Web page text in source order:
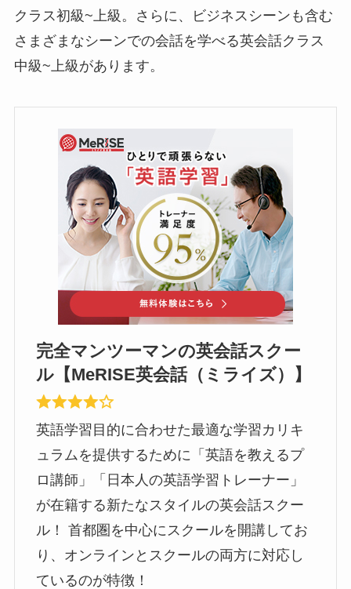
クラス初級~上級。さらに、ビジネスシーンも含む
さまざまなシーンでの会話を学べる英会話クラス
中級~上級があります。
完全マンツーマンの英会話スクー
ル【MeRISE英会話（ミライズ）】
英語学習目的に合わせた最適な学習カリキ
ュラムを提供するために「英語を教えるプ
ロ講師」「日本人の英語学習トレーナー」
が在籍する新たなスタイルの英会話スクー
ル！ 首都圏を中心にスクールを開講してお
り、オンラインとスクールの両方に対応し
ているのが特徴！